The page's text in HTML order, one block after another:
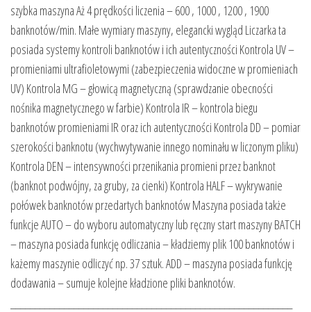
szybka maszyna Aż 4 prędkości liczenia – 600 , 1000 , 1200 , 1900
banknotów/min. Małe wymiary maszyny, elegancki wygląd Liczarka ta
posiada systemy kontroli banknotów i ich autentyczności Kontrola UV –
promieniami ultrafioletowymi (zabezpieczenia widoczne w promieniach
UV) Kontrola MG – głowicą magnetyczną (sprawdzanie obecności
nośnika magnetycznego w farbie) Kontrola IR – kontrola biegu
banknotów promieniami IR oraz ich autentyczności Kontrola DD – pomiar
szerokości banknotu (wychwytywanie innego nominału w liczonym pliku)
Kontrola DEN – intensywności przenikania promieni przez banknot
(banknot podwójny, za gruby, za cienki) Kontrola HALF – wykrywanie
połówek banknotów przedartych banknotów Maszyna posiada także
funkcje AUTO – do wyboru automatyczny lub ręczny start maszyny BATCH
– maszyna posiada funkcję odliczania – kładziemy plik 100 banknotów i
każemy maszynie odliczyć np. 37 sztuk. ADD – maszyna posiada funkcję
dodawania – sumuje kolejne kładzione pliki banknotów.